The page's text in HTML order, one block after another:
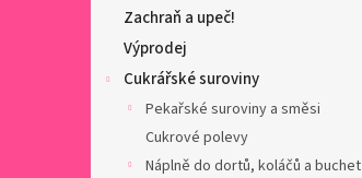
Zachraň a upeč!
Výprodej
Cukrářské suroviny
Pekařské suroviny a směsi
Cukrové polevy
Náplně do dortů, koláčů a buchet